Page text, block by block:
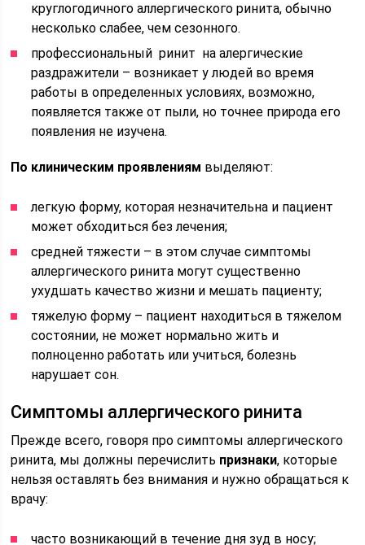
круглогодичного аллергического ринита, обычно
несколько слабее, чем сезонного.
профессиональный ринит на алергические
раздражители – возникает у людей во время
работы в определенных условиях, возможно,
появляется также от пыли, но точнее природа его
появления не изучена.
По клиническим проявлениям выделяют:
легкую форму, которая незначительна и пациент
может обходиться без лечения;
средней тяжести – в этом случае симптомы
аллергического ринита могут существенно
ухудшать качество жизни и мешать пациенту;
тяжелую форму – пациент находиться в тяжелом
состоянии, не может нормально жить и
полноценно работать или учиться, болезнь
нарушает сон.
Симптомы аллергического ринита
Прежде всего, говоря про симптомы аллергического
ринита, мы должны перечислить признаки, которые
нельзя оставлять без внимания и нужно обращаться к
врачу:
часто возникающий в течение дня зуд в носу;